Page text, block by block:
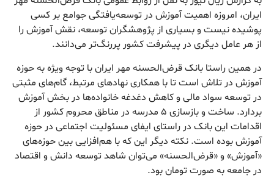
ایران، امروزه اهمیت آموزش در توسعه‌یافتگی جوامع بر کسی
پوشیده نیست و بسیاری از پژوهشگران توسعه، نقش آموزش را
از هر عامل دیگری در پیشرفت کشور پررنگ‌تر می‌دانند.
در همین راستا بانک قرض‌الحسنه مهر ایران با توجه ویژه به حوزه
آموزش در تلاش است تا با همکاری نهادهای مرتبط، گام‌های مثبتی
در توسعه سواد مالی و کاهش دغدغه خانواده‌ها در بخش آموزش
بردارد. ساخت و بازسازی ۵ مدرسه در مناطق محروم کشور از
اقدامات این بانک در راستای ایفای مسئولیت اجتماعی در حوزه
آموزش بوده است. نکته دیگر این که با هم‌افزایی بین حوزه‌های
«آموزش» و «قرض‌الحسنه» می‌توان شاهد توسعه دانش و اقتصاد
در جامعه به صورت تومان بود.